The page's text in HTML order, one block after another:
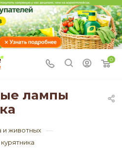
0
лампы
и животных —